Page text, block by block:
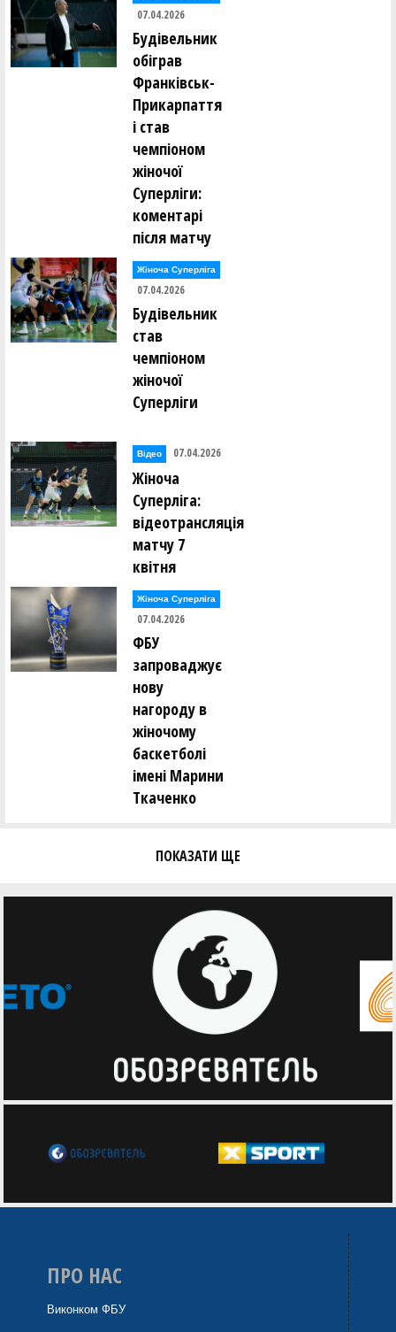
07.04.2026
Будівельник
обіграв
Франківськ-
Прикарпаття
і став
чемпіоном
жіночої
Суперліги:
коментарі
після матчу
Жіноча Суперліга
07.04.2026
Будівельник
став
чемпіоном
жіночої
Суперліги
Відео 07.04.2026
Жіноча
Суперліга:
відеотрансляція
матчу 7
квітня
Жіноча Суперліга
07.04.2026
ФБУ
запроваджує
нову
нагороду в
жіночому
баскетболі
імені Марини
Ткаченко
ПОКАЗАТИ ЩЕ
ПРО НАС
Виконком ФБУ